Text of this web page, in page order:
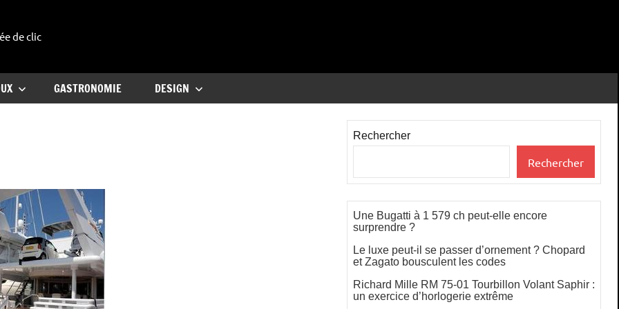
de clic
GASTRONOMIE DESIGN
Rechercher
Rechercher
Une Bugatti à 1 579 ch peut-elle encore
surprendre ?
Le luxe peut-il se passer d’ornement ? Chopard
et Zagato bousculent les codes
Richard Mille RM 75-01 Tourbillon Volant Saphir :
un exercice d’horlogerie extrême